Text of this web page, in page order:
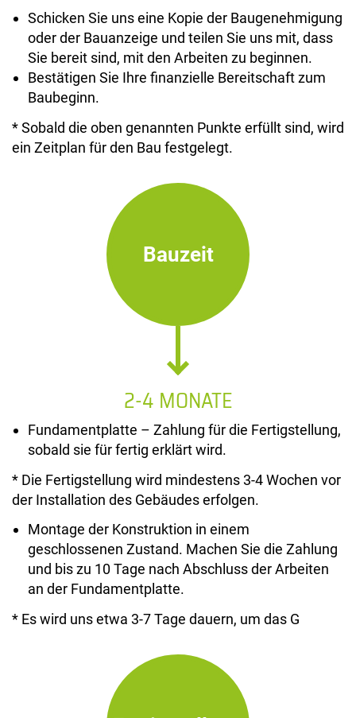
Schicken Sie uns eine Kopie der Baugenehmigung
oder der Bauanzeige und teilen Sie uns mit, dass
Sie bereit sind, mit den Arbeiten zu beginnen.
Bestätigen Sie Ihre finanzielle Bereitschaft zum
Baubeginn.
* Sobald die oben genannten Punkte erfüllt sind, wird
ein Zeitplan für den Bau festgelegt.
Bauzeit
2-4 MONATE
Fundamentplatte – Zahlung für die Fertigstellung,
sobald sie für fertig erklärt wird.
* Die Fertigstellung wird mindestens 3-4 Wochen vor
der Installation des Gebäudes erfolgen.
Montage der Konstruktion in einem
geschlossenen Zustand. Machen Sie die Zahlung
und bis zu 10 Tage nach Abschluss der Arbeiten
an der Fundamentplatte.
* Es wird uns etwa 3-7 Tage dauern, um das G